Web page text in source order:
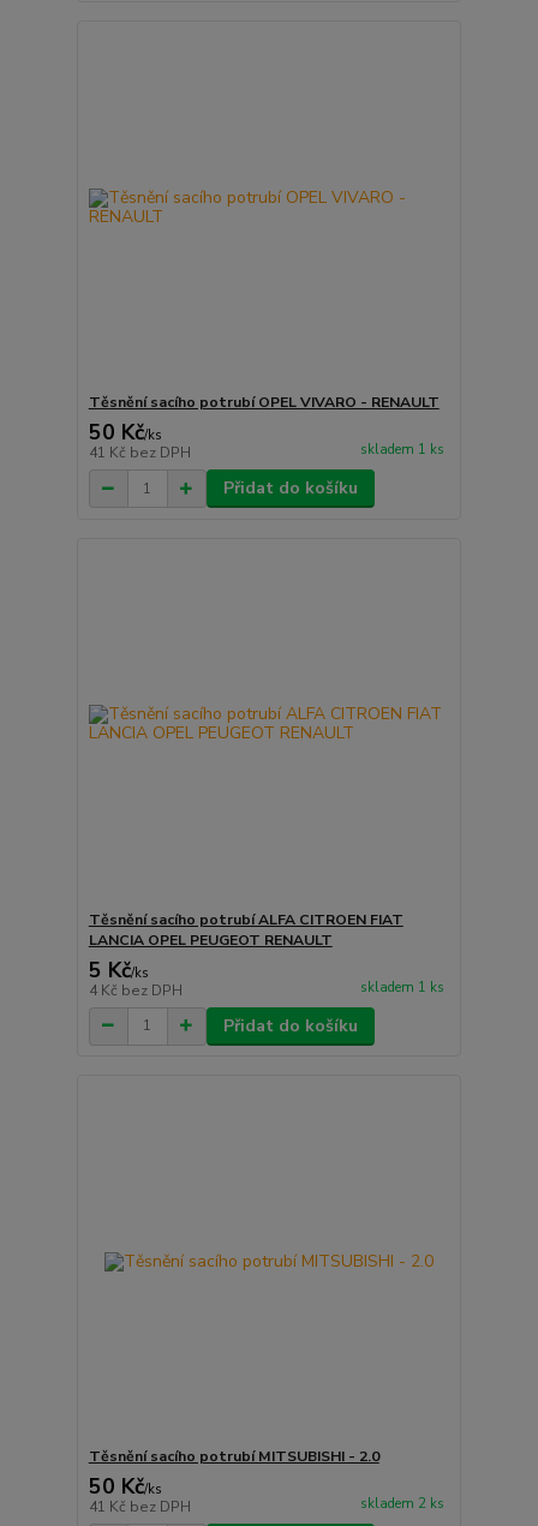
Těsnění sacího potrubí OPEL VIVARO - RENAULT
50 Kč/ks
41 Kč bez DPH skladem 1 ks
Přidat do košíku
Těsnění sacího potrubí ALFA CITROEN FIAT
LANCIA OPEL PEUGEOT RENAULT
5 Kč/ks
4 Kč bez DPH skladem 1 ks
Přidat do košíku
Těsnění sacího potrubí MITSUBISHI - 2.0
50 Kč/ks
41 Kč bez DPH skladem 2 ks